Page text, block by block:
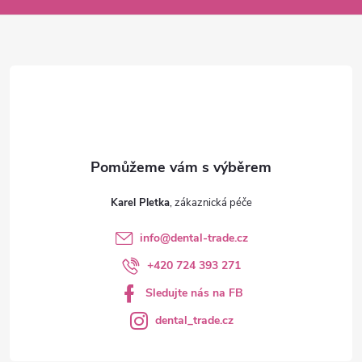
a
Karel Pletka
info@dental-trade.cz
+420 724 393 271
Sledujte nás na FB
dental_trade.cz